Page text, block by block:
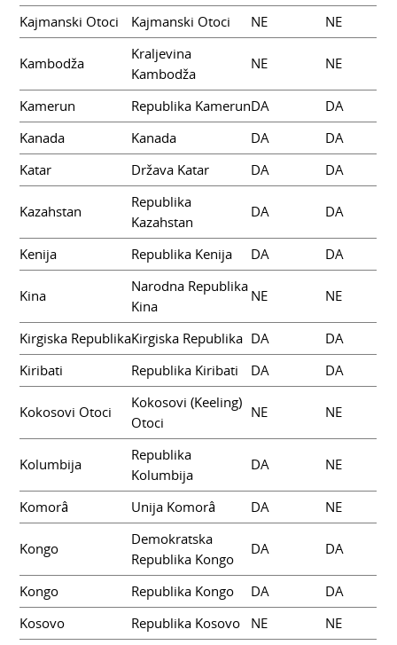
Kajmanski Otoci Kajmanski Otoci NE NE
Kambodža
Kraljevina
Kambodža
NE NE
Kamerun Republika KamerunDA
DA
Kanada
Kanada DA
DA
Katar
Država Katar DA DA
Kazahstan
Republika
Kazahstan
DA DA
Kenija Republika Kenija DA DA
Kina
Narodna Republika
Kina
NE NE
Kirgiska RepublikaKirgiska Republika DA
DA
Kiribati
Republika Kiribati DA DA
Kokosovi Otoci
Kokosovi (Keeling)
Otoci
NE NE
Kolumbija
Republika
Kolumbija
DA NE
Komorâ Unija Komorâ DA NE
Kongo
Demokratska
Republika Kongo
DA DA
Kongo Republika Kongo DA
DA
Kosovo
Republika Kosovo NE NE